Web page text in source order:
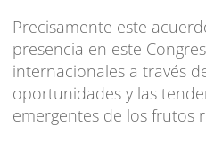
Precisamente este
presencia en este
internacionales a través
oportunidades y las
emergentes de los frutos